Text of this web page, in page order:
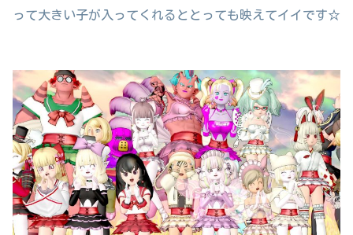
って大きい子が入ってくれるととっても映えてイイです☆